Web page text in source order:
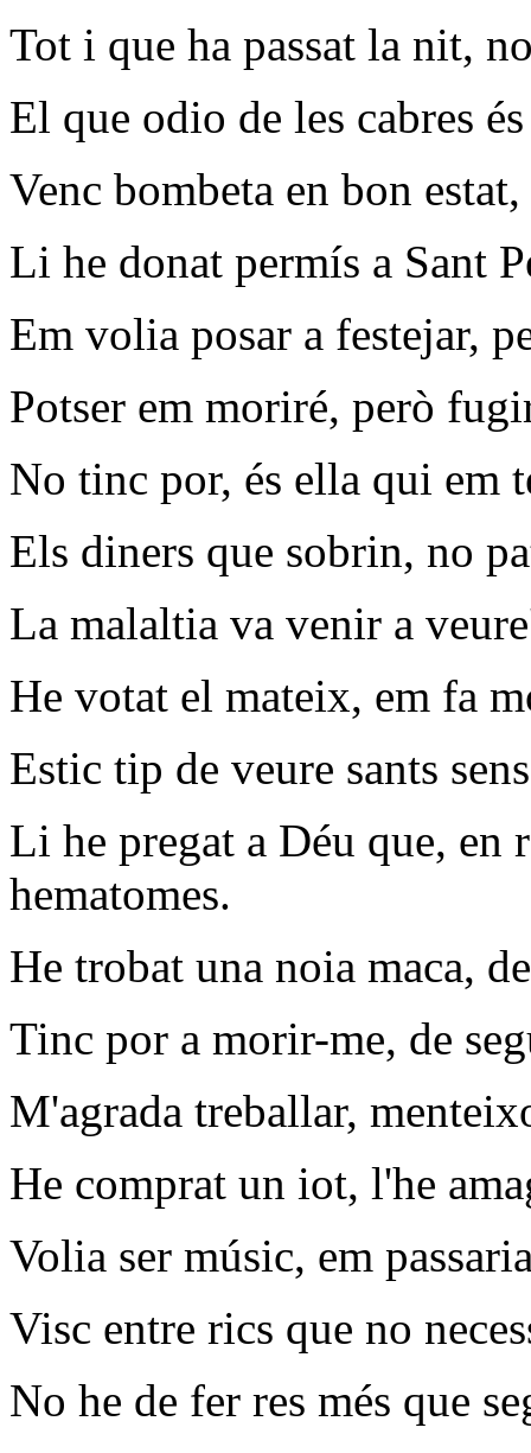
Tot i que ha passat la nit,
El que odio de les cabres
Venc bombeta en bon
Li he donat permís a Sant
Em volia posar a festejar,
Potser em moriré, però
No tinc por, és ella qui em
Els diners que sobrin, no
La malaltia va venir a
He votat el mateix, em fa
Estic tip de veure sants
Li he pregat a Déu que, en
hematomes.
He trobat una noia maca,
Tinc por a morir-me, de
M'agrada treballar,
He comprat un iot, l'he
Volia ser músic, em
Visc entre rics que no
No he de fer res més que